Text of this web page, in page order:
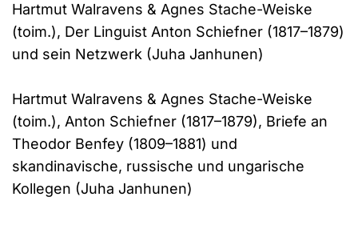
Hartmut Walravens & Agnes Stache-Weiske
(toim.), Der Linguist Anton Schiefner (1817–1879)
und sein Netzwerk (Juha Janhunen)
Hartmut Walravens & Agnes Stache-Weiske
(toim.), Anton Schiefner (1817–1879), Briefe an
Theodor Benfey (1809–1881) und
skandinavische, russische und ungarische
Kollegen (Juha Janhunen)